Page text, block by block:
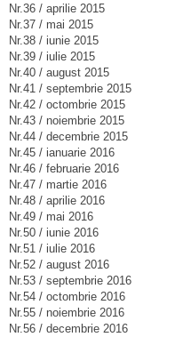
Nr.36 / aprilie 2015
Nr.37 / mai 2015
Nr.38 / iunie 2015
Nr.39 / iulie 2015
Nr.40 / august 2015
Nr.41 / septembrie 2015
Nr.42 / octombrie 2015
Nr.43 / noiembrie 2015
Nr.44 / decembrie 2015
Nr.45 / ianuarie 2016
Nr.46 / februarie 2016
Nr.47 / martie 2016
Nr.48 / aprilie 2016
Nr.49 / mai 2016
Nr.50 / iunie 2016
Nr.51 / iulie 2016
Nr.52 / august 2016
Nr.53 / septembrie 2016
Nr.54 / octombrie 2016
Nr.55 / noiembrie 2016
Nr.56 / decembrie 2016